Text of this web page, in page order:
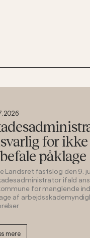
for ikke
påklage
Landsret fastslog den 9.
ifald
for manglende
af
mere